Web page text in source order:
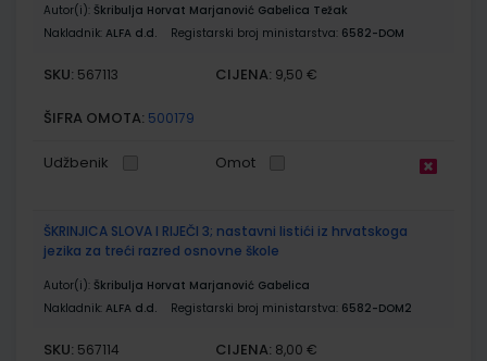
Autor(i): Škribulja Horvat Marjanović Gabelica Težak
Nakladnik: ALFA d.d. Registarski broj ministarstva: 6582-DOM
SKU: 567113 CIJENA: 9,50 €
ŠIFRA OMOTA: 500179
Udžbenik Omot
ŠKRINJICA SLOVA I RIJEČI 3; nastavni listići iz hrvatskoga
jezika za treći razred osnovne škole
Autor(i): Škribulja Horvat Marjanović Gabelica
Nakladnik: ALFA d.d. Registarski broj ministarstva: 6582-DOM2
SKU: 567114 CIJENA: 8,00 €